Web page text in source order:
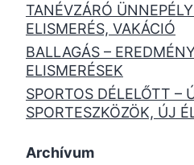
TANÉVZÁRÓ
ELISMERÉS, VAKÁCIÓ
BALLAGÁS –
ELISMERÉSEK
SPORTOS DÉLELŐTT –
SPORTESZKÖZÖK, ÚJ
Archívum